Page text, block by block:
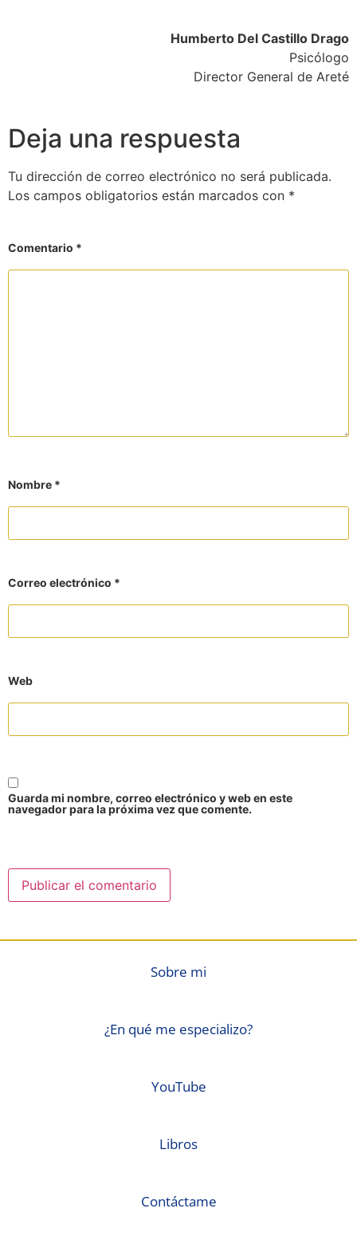
Humberto Del Castillo Drago
Psicólogo
Director General de Areté
Deja una respuesta
Tu dirección de correo electrónico no será publicada.
Los campos obligatorios están marcados con *
Comentario *
Nombre *
Correo electrónico *
Web
Guarda mi nombre, correo electrónico y web en este
navegador para la próxima vez que comente.
Sobre mi
¿En qué me especializo?
YouTube
Libros
Contáctame